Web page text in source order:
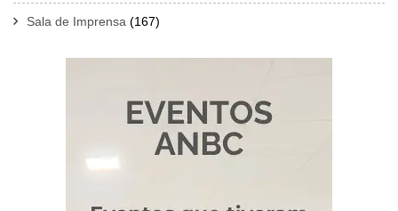
Sala de Imprensa (167)